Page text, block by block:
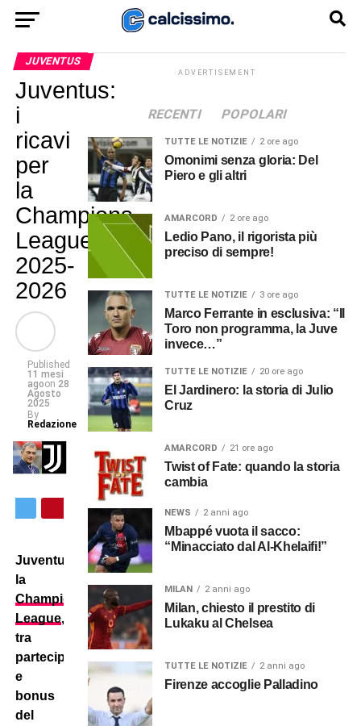
JUVENTUS
Juventus:
i
ricavi
per
la
Champions
League
2025-
2026
Published
11 mesi
agoon 28
Agosto
2025
By
Redazione
Juventus:
la
Champions
League,
tra
partecipazione
e
bonus
del
ADVERTISEMENT
RECENTI POPOLARI
TUTTE LE NOTIZIE 2 ore ago
Omonimi senza gloria: Del
Piero e gli altri
AMARCORD 2 ore ago
Ledio Pano, il rigorista più
preciso di sempre!
TUTTE LE NOTIZIE 3 ore ago
Marco Ferrante in esclusiva: “Il
Toro non programma, la Juve
invece…”
TUTTE LE NOTIZIE 20 ore ago
El Jardinero: la storia di Julio
Cruz
AMARCORD 21 ore ago
Twist of Fate: quando la storia
cambia
NEWS 2 anni ago
Mbappé vuota il sacco:
“Minacciato dal Al-Khelaifi!”
MILAN 2 anni ago
Milan, chiesto il prestito di
Lukaku al Chelsea
TUTTE LE NOTIZIE 2 anni ago
Firenze accoglie Palladino